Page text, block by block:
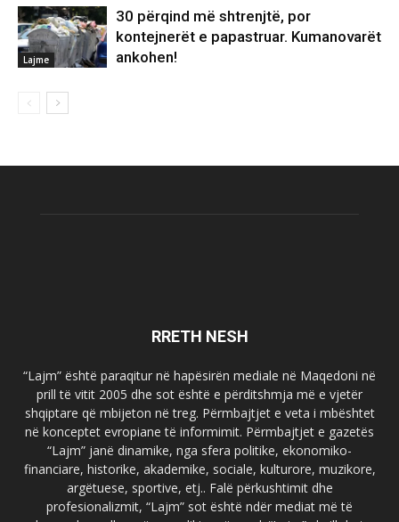
Lajme
30 përqind më shtrenjtë, por
kontejnerët e papastruar. Kumanovarët
ankohen!
RRETH NESH
“Lajm” është paraqitur në hapësirën mediale në Maqedoni në
prill të vitit 2005 dhe sot është e përditshmja më e vjetër
shqiptare që mbijeton në treg. Përmbajtjet e veta i mbështet
në konceptet evropiane të informimit. Përmbajtjet e gazetës
“Lajm” janë dinamike, nga sfera politike, ekonomiko-
financiare, historike, akademike, sociale, kulturore, muzikore,
argëtuese, sportive, etj.. Falë përkushtimit dhe
profesionalizmit, “Lajm” sot është ndër mediat më të